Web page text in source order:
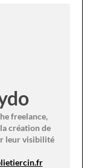
freelance,
création de
leur visibilité